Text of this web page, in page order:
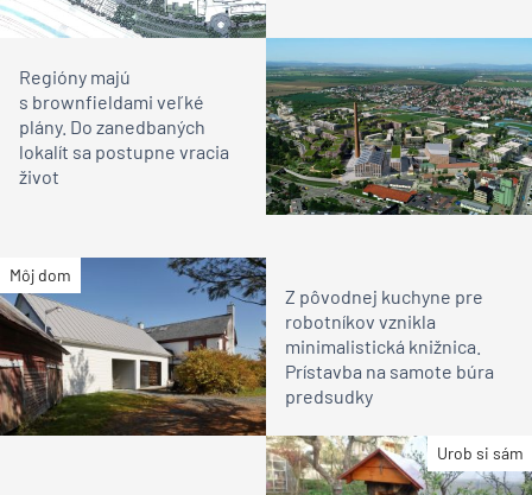
Regióny majú
s brownfieldami veľké
plány. Do zanedbaných
lokalít sa postupne vracia
život
Môj dom
Z pôvodnej kuchyne pre
robotníkov vznikla
minimalistická knižnica.
Prístavba na samote búra
predsudky
Urob si sám